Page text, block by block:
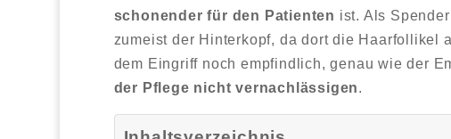
schonender für den Patienten ist. Als
zumeist der Hinterkopf, da dort die Haarfollikel
dem Eingriff noch empfindlich, genau wie der
der Pflege nicht vernachlässigen.